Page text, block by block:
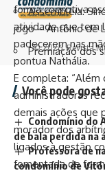
Assembleia:
jogo – Antônio de
Premiação dos
Você pode
Condomínio do
de bala perdida na
Professora de
condomínio de
forma coercitiva
atividade que tem
padecerem nas
pontua Nathália.
E completa:
administradoras
demais ações que
morador dos
ligados à gestão
fomentada de
© 2026. Revista